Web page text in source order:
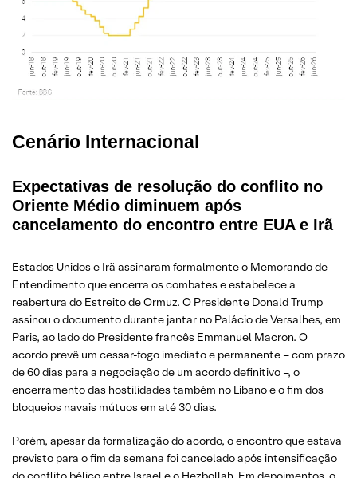
Cenário Internacional
Expectativas de resolução do conflito no
Oriente Médio diminuem após
cancelamento do encontro entre EUA e Irã
Estados Unidos e Irã assinaram formalmente o Memorando de
Entendimento que encerra os combates e estabelece a
reabertura do Estreito de Ormuz. O Presidente Donald Trump
assinou o documento durante jantar no Palácio de Versalhes, em
Paris, ao lado do Presidente francês Emmanuel Macron. O
acordo prevê um cessar-fogo imediato e permanente – com prazo
de 60 dias para a negociação de um acordo definitivo –, o
encerramento das hostilidades também no Líbano e o fim dos
bloqueios navais mútuos em até 30 dias.
Porém, apesar da formalização do acordo, o encontro que estava
previsto para o fim da semana foi cancelado após intensificação